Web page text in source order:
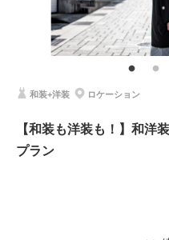
そ
家族写真追加料金無料 衣装ラン
料金なし 貸出小物多数
全データ120カット以上、アルバ
思い出をカタチとして残しませんか
和装+洋装 ロケーション
【和装も洋装も！】和
プラン